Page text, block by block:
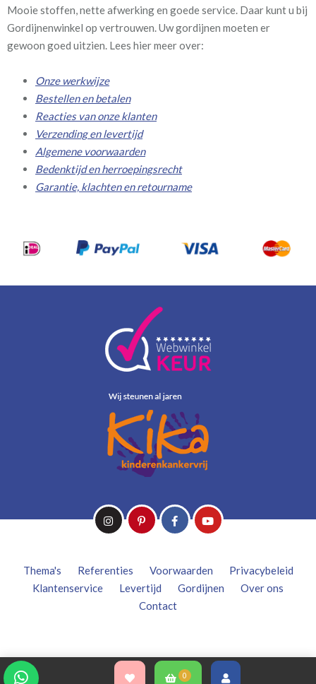
0
Mooie stoffen, nette afwerking en goede service. Daar kunt u bij
Gordijnenwinkel op vertrouwen. Uw gordijnen moeten er
gewoon goed uitzien. Lees hier meer over:
Onze werkwijze
Bestellen en betalen
Reacties van onze klanten
Verzending en levertijd
Algemene voorwaarden
Bedenktijd en herroepingsrecht
Garantie, klachten en retourname
Thema's Referenties Voorwaarden
Privacybeleid
Klantenservice
Levertijd Gordijnen
Over ons
Contact